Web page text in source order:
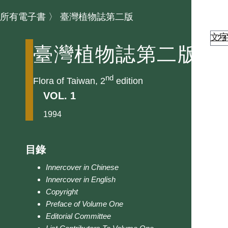
所有電子書 〉 臺灣植物誌第二版
臺灣植物誌第二版
Flora of Taiwan, 2nd edition
VOL. 1
1994
目錄
Innercover in Chinese
Innercover in English
Copyright
Preface of Volume One
Editorial Committee
文